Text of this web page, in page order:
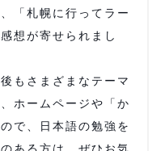
「札幌に行ってラー
想が寄せられまし
もさまざまなテーマ
ホームページや「か
で、日本語の勉強を